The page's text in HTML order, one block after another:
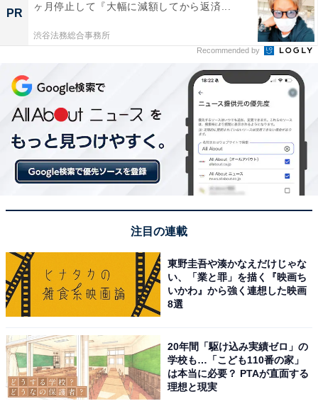
こちらもおすすめ
【26卒】関東エリアの「就活人気企業」ランキ
ング！ 2位は「日産自動車」、1位は？
PR
ヶ月停止して『大幅に減額してから返済...
渋谷法務総合事務所
Recommended by
注目の連載
東野圭吾や湊かなえだけじゃな
い、「業と罪」を描く『映画ち
いかわ』から強く連想した映画
8選
20年間「駆け込み実績ゼロ」の
学校も…「こども110番の家」
は本当に必要？ PTAが直面する
理想と現実